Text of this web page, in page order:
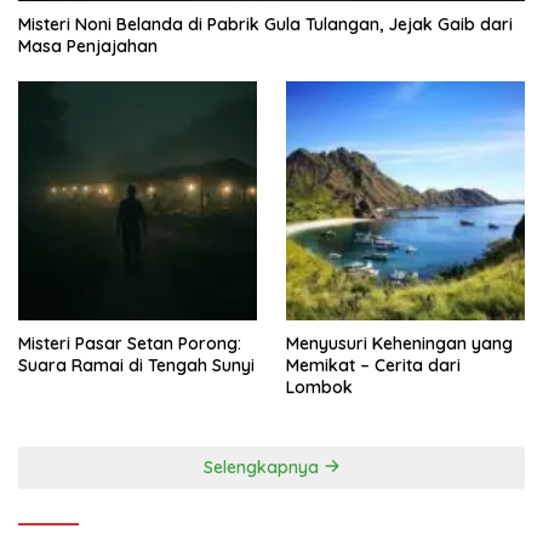
Misteri Noni Belanda di Pabrik Gula Tulangan, Jejak Gaib dari
Masa Penjajahan
Misteri Pasar Setan Porong:
Suara Ramai di Tengah Sunyi
Menyusuri Keheningan yang
Memikat – Cerita dari
Lombok
Selengkapnya